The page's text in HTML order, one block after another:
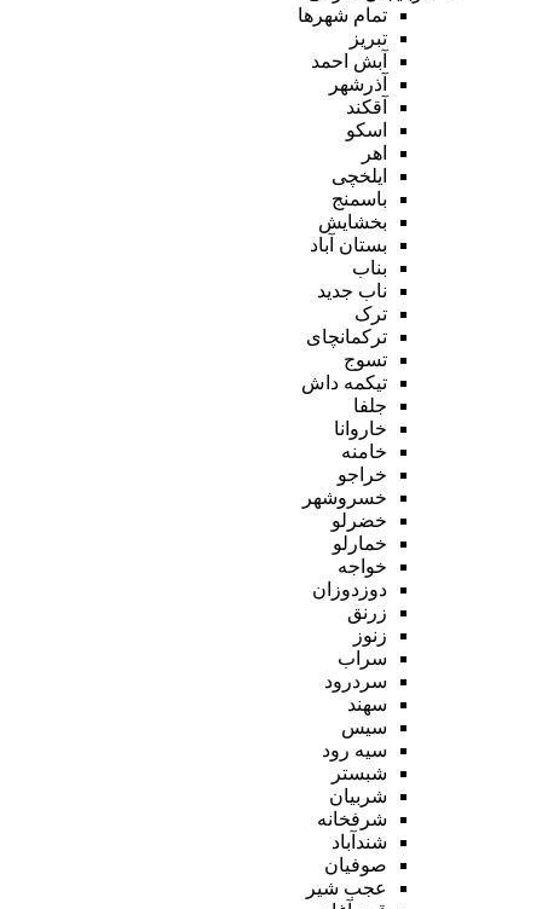
تمام شهر‌ها
تبریز
آبش احمد
آذرشهر
آقکند
اسکو
اهر
ایلخچی
باسمنج
بخشایش
بستان آباد
بناب
ناب جدید
ترک
ترکمانچای
تسوج
تیکمه داش
جلفا
خاروانا
خامنه
خراجو
خسروشهر
خضرلو
خمارلو
خواجه
دوزدوزان
زرنق
زنوز
سراب
سردرود
سهند
سیس
سیه رود
شبستر
شربیان
شرفخانه
شندآباد
صوفیان
عجب شیر